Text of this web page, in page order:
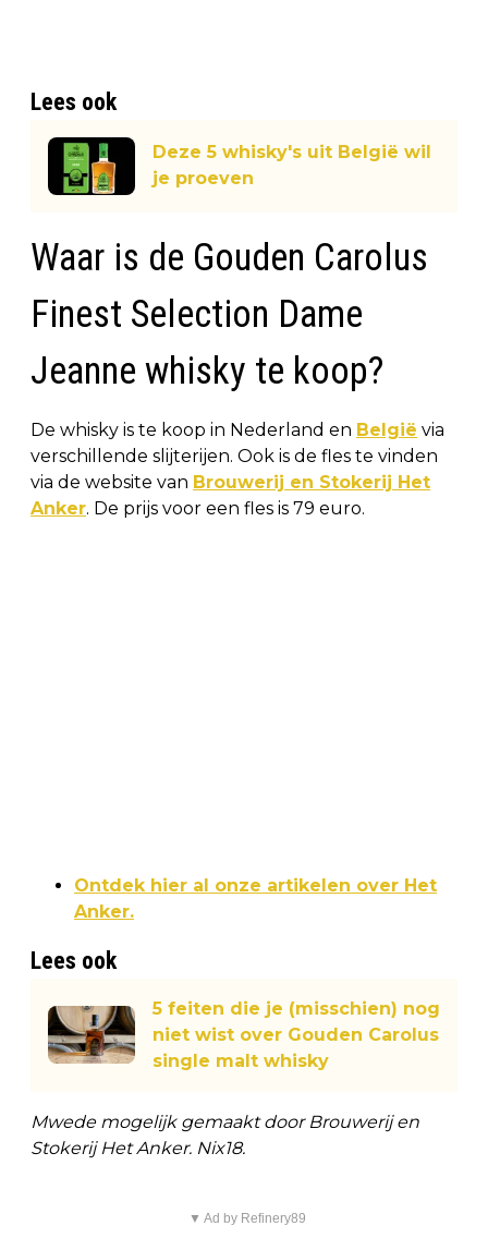
Lees ook
Deze 5 whisky's uit België wil
je proeven
Waar is de Gouden Carolus
Finest Selection Dame
Jeanne whisky te koop?
De whisky is te koop in Nederland en België via
verschillende slijterijen. Ook is de fles te vinden
via de website van Brouwerij en Stokerij Het
Anker. De prijs voor een fles is 79 euro.
Ontdek hier al onze artikelen over Het
Anker.
Lees ook
5 feiten die je (misschien) nog
niet wist over Gouden Carolus
single malt whisky
Mwede mogelijk gemaakt door Brouwerij en
Stokerij Het Anker. Nix18.
▼ Ad by Refinery89